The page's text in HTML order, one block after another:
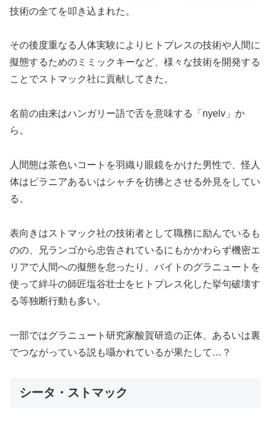
技術の全てを叩き込まれた。
その後度重なる人体実験によりヒトプレスの技術や人間に
擬態するためのミミックキーなど、様々な技術を開発する
ことでストマック社に貢献してきた。
名前の由来はハンガリー語で舌を意味する「nyelv」か
ら。
人間態は茶色いコートを羽織り眼鏡をかけた男性で、怪人
体はピラニアあるいはシャチを彷彿とさせる外見をしてい
る。
表向きはストマック社の技術者として職務に励んでいるも
のの、兄ランゴから忠告されているにもかかわらず機密エ
リアで人間への擬態を怠ったり、バイトのグラニュートを
使って絆斗の師匠塩谷壮士をヒトプレス化した挙句破壊す
る等独断行動も多い。
一部ではグラニュート研究家酸賀研造の正体、あるいは裏
でつながっている説も囁かれているが果たして…？
シータ・ストマック